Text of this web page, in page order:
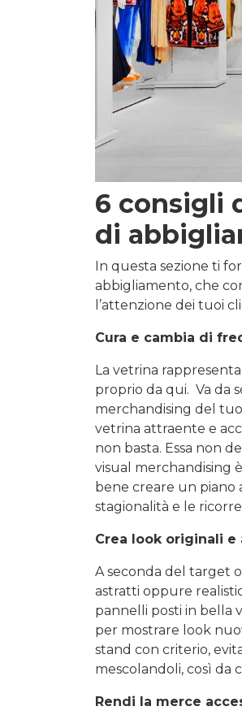
6 consigli
di
In questa sezione ti
abbigliamento, che
l’attenzione dei tuoi
Cura e cambia di
La vetrina
proprio da qui. Va da
merchandising del
vetrina attraente e
non basta. Essa non
visual merchandising
bene creare un piano
stagionalità e le
Crea look originali
A seconda del target
astratti oppure
pannelli posti in bella
per mostrare look
stand con criterio,
mescolandoli, così da
Rendi la merce